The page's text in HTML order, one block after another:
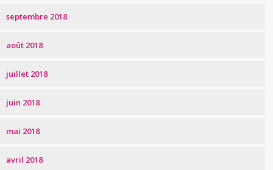
septembre 2018
août 2018
juillet 2018
juin 2018
mai 2018
avril 2018